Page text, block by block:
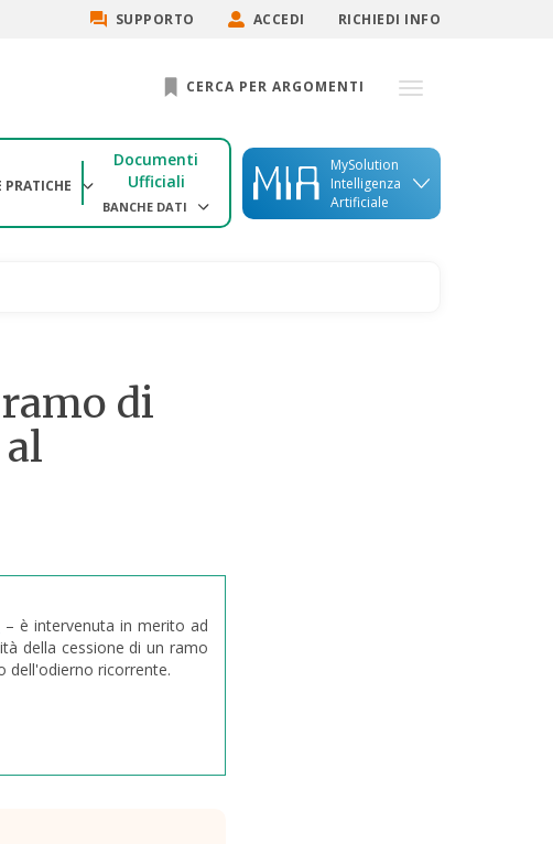
SUPPORTO ACCEDI RICHIEDI INFO
CERCA PER ARGOMENTI
PRATICHE
Documenti
Ufficiali
BANCHE DATI
MySolution
Intelligenza
Artificiale
di
– è intervenuta in merito ad
della cessione di un ramo
dell'odierno ricorrente.